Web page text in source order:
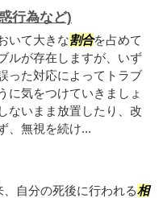
行為など)
いて大きな割合を占めて
ルが存在しますが、いず
った対応によってトラブ
に気をつけていきましょ
ないまま放置したり、改
、無視を続け...
自分の死後に行われる相